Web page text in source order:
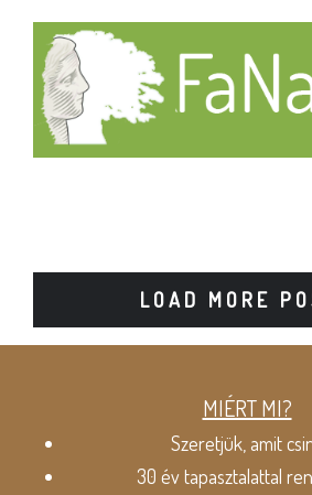
LOAD MORE
MIÉRT MI?
Szeretjük, amit
30 év tapasztalattal